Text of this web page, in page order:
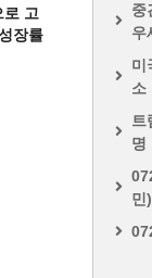
로 고
장률
중
우
미
소
트
명
민)